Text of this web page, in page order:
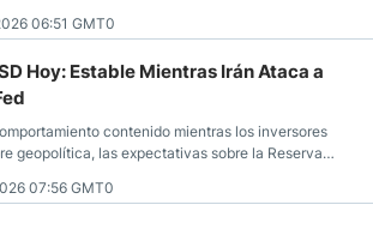
abiertas distintas interpretaciones.
06:51 GMT0
Hoy: Estable Mientras Irán Ataca a
contenido mientras los inversores
geopolítica, las expectativas sobre la Reserva
macroeconómicas clave.
07:56 GMT0